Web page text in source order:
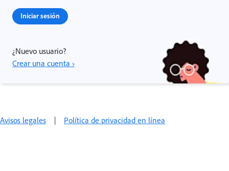
Iniciar sesión
¿Nuevo usuario?
Crear una cuenta ›
Avisos legales | Política de privacidad en línea